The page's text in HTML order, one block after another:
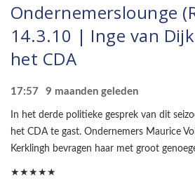
Ondernemerslounge
14.3.10 | Inge van
het CDA
17:57 9 maanden geleden
In het derde politieke gesprek van dit
het CDA te gast. Ondernemers Maurice
Kerklingh bevragen haar met groot
★★★★★